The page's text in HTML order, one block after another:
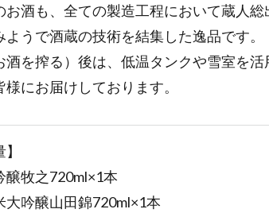
お酒も、全ての製造工程において蔵人
ようで酒蔵の技術を結集した逸品です。
酒を搾る）後は、低温タンクや雪室を活
様にお届けしております。
醸牧之720ml×1本
大吟醸山田錦720ml×1本